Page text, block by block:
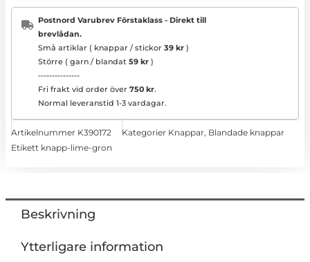
Postnord Varubrev Förstaklass - Direkt till
brevlådan.
Små artiklar ( knappar / stickor 39 kr )
Större ( garn / blandat 59 kr )
---------------
Fri frakt vid order över 750 kr.
Normal leveranstid 1-3 vardagar.
Artikelnummer K390172 Kategorier Knappar, Blandade knappar
Etikett knapp-lime-gron
Beskrivning
Ytterligare information